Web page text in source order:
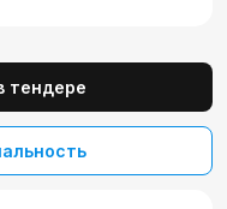
тендере